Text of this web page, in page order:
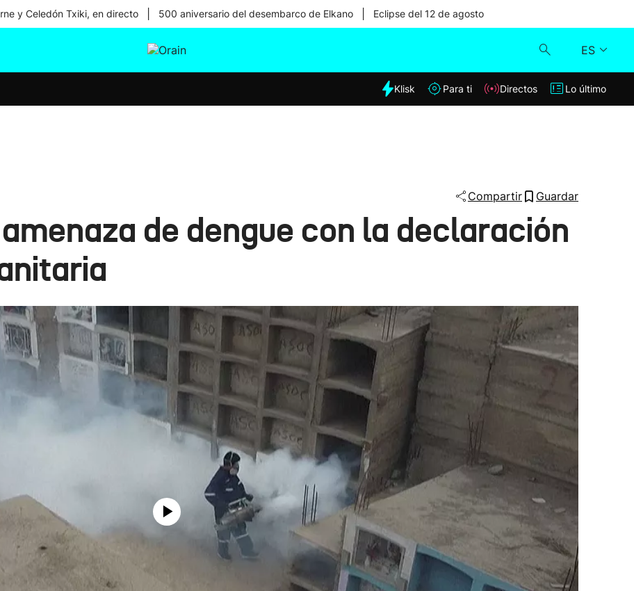
y Celedón Txiki, en directo 500 aniversario del desembarco de Elkano Eclipse del 12 de agosto
ES
Klisk
Lo último
Klisk Para ti Directos Lo último
Compartir Guardar
de dengue con la declaración